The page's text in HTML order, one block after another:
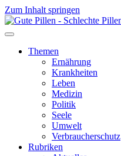
Zum Inhalt springen
Themen
Ernährung
Krankheiten
Leben
Medizin
Politik
Seele
Umwelt
Verbraucherschutz
Rubriken